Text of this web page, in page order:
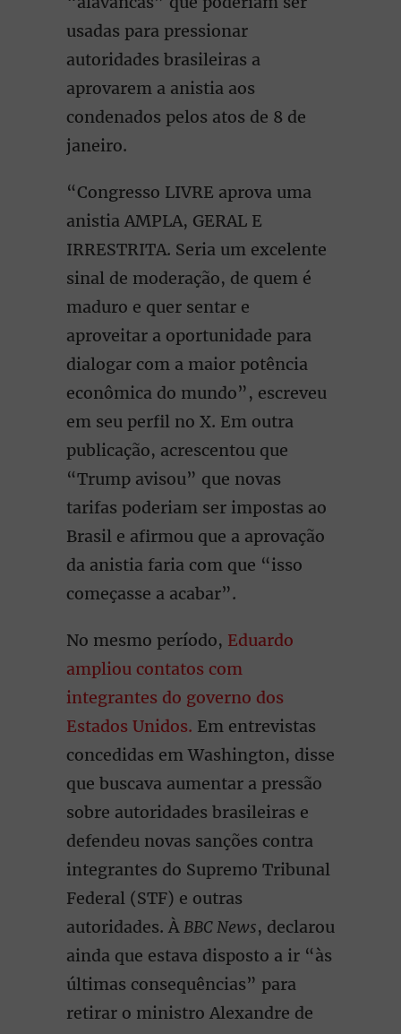
usadas para pressionar
autoridades brasileiras a
aprovarem a anistia aos
condenados pelos atos de 8 de
janeiro.
“Congresso LIVRE aprova uma
anistia AMPLA, GERAL E
IRRESTRITA. Seria um excelente
sinal de moderação, de quem é
maduro e quer sentar e
aproveitar a oportunidade para
dialogar com a maior potência
econômica do mundo”, escreveu
em seu perfil no X. Em outra
publicação, acrescentou que
“Trump avisou” que novas
tarifas poderiam ser impostas ao
Brasil e afirmou que a aprovação
da anistia faria com que “isso
começasse a acabar”.
No mesmo período, Eduardo
ampliou contatos com
integrantes do governo dos
Estados Unidos. Em entrevistas
concedidas em Washington, disse
que buscava aumentar a pressão
sobre autoridades brasileiras e
defendeu novas sanções contra
integrantes do Supremo Tribunal
Federal (STF) e outras
autoridades. ÀBBC News, declarou
ainda que estava disposto a ir “às
últimas consequências” para
retirar o ministro Alexandre de